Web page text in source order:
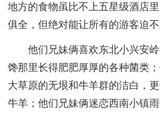
地方的食物虽比不上五星级酒店
俱全，但绝对能让所有的游客迫
他们兄妹俩喜欢东北小兴安岭
馋那里长得肥肥厚厚的各种菌类
大草原的无垠和牛羊群的洁白，
牛羊；他们兄妹俩迷恋西南小镇